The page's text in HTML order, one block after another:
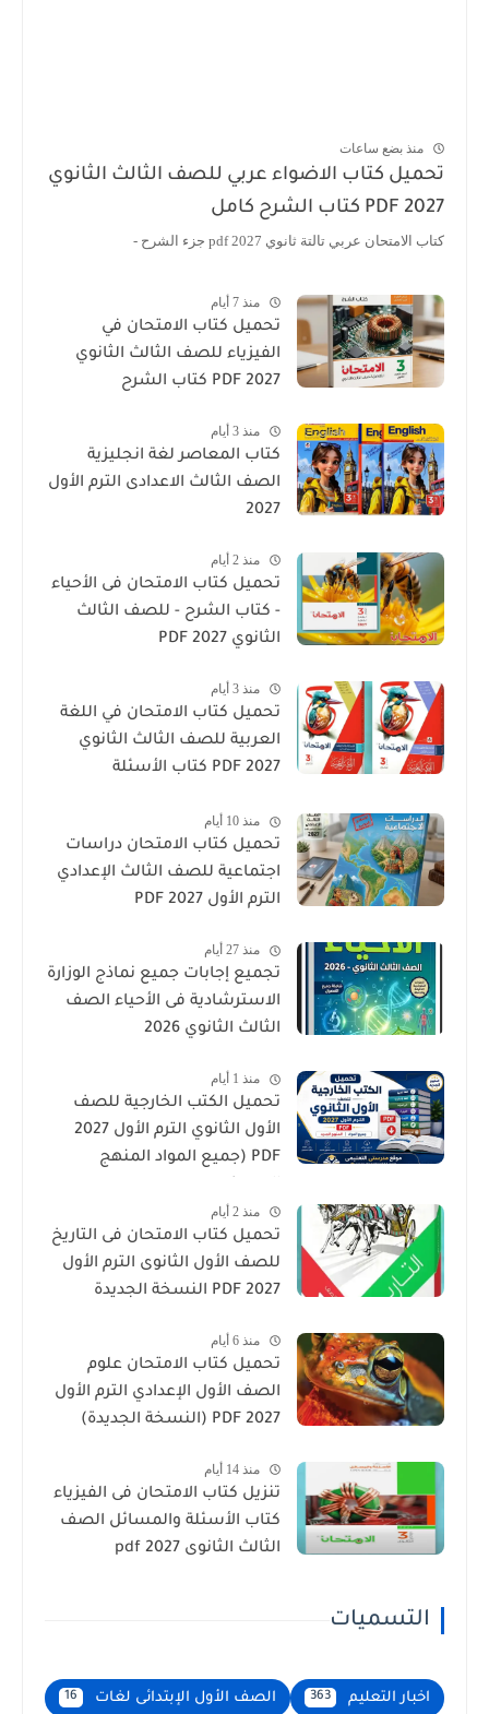
منذ بضع ساعات
تحميل كتاب الاضواء عربي للصف الثالث الثانوي
2027 PDF كتاب الشرح كامل
كتاب الامتحان عربي تالتة ثانوي 2027 pdf جزء الشرح -
منذ 7 أيام
تحميل كتاب الامتحان في
الفيزياء للصف الثالث الثانوي
2027 PDF كتاب الشرح
منذ 3 أيام
كتاب المعاصر لغة انجليزية
الصف الثالث الاعدادى الترم الأول
2027
منذ 2 أيام
تحميل كتاب الامتحان فى الأحياء
- كتاب الشرح - للصف الثالث
الثانوي 2027 PDF
منذ 3 أيام
تحميل كتاب الامتحان في اللغة
العربية للصف الثالث الثانوي
2027 PDF كتاب الأسئلة
منذ 10 أيام
تحميل كتاب الامتحان دراسات
اجتماعية للصف الثالث الإعدادي
الترم الأول 2027 PDF
منذ 27 أيام
تجميع إجابات جميع نماذج الوزارة
الاسترشادية فى الأحياء الصف
الثالث الثانوي 2026
منذ 1 أيام
تحميل الكتب الخارجية للصف
الأول الثانوي الترم الأول 2027
PDF (جميع المواد المنهج
منذ 2 أيام
تحميل كتاب الامتحان فى التاريخ
للصف الأول الثانوى الترم الأول
2027 PDF النسخة الجديدة
منذ 6 أيام
تحميل كتاب الامتحان علوم
الصف الأول الإعدادي الترم الأول
2027 PDF (النسخة الجديدة)
منذ 14 أيام
تنزيل كتاب الامتحان فى الفيزياء
كتاب الأسئلة والمسائل الصف
الثالث الثانوى 2027 pdf
التسميات
اخبار التعليم 363 الصف الأول الإبتدائى لغات 16